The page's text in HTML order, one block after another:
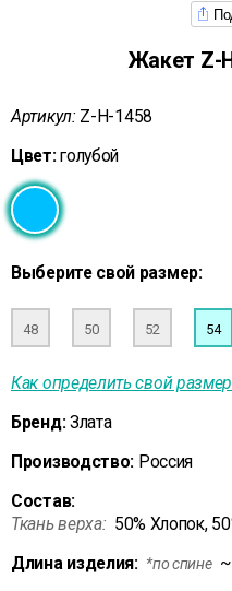
Жакет Z-
Артикул: Z-Н-1458
Цвет: голубой
Выберите свой размер:
48 50 52 54
Как определить свой
Бренд: Злата
Производство: Россия
Состав:
Ткань верха: 50% Хлопок,
Длина изделия: *по спине